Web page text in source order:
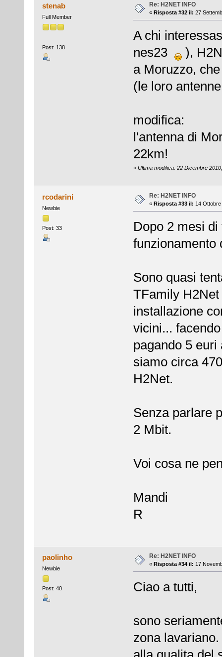
stenab
Full Member
Post: 138
Re: H2NET INFO
« Risposta #32 il: 27
A chi
nes23
),
a Moruzzo,
(le loro
modifica:
l'antenna di
22km!
« Ultima modifica: 22 Dicembre
rcodarini
Newbie
Post: 33
Re: H2NET INFO
« Risposta #33 il: 14
Dopo 2 mesi
funzionamento
Sono quasi
TFamily
installazione
vicini...
pagando 5
siamo circa
H2Net.
Senza parlare
2 Mbit.
Voi cosa ne
Mandi
R
paolinho
Newbie
Post: 40
Re: H2NET INFO
« Risposta #34 il: 17
Ciao a tutti,
sono
zona